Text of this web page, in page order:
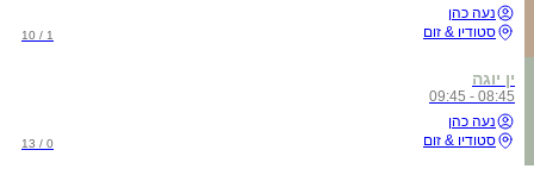
נעה כהן
סטודיו & זום
1 / 10
ין יוגה
08:45 - 09:45
נעה כהן
סטודיו & זום
0 / 13